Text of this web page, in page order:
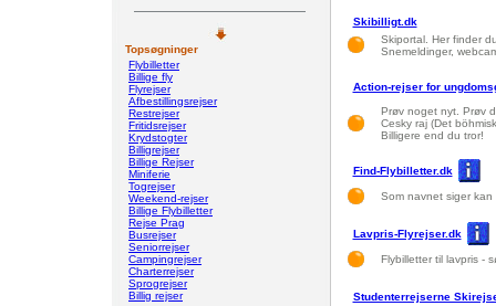
Topsøgninger
Flybilletter
Billige fly
Flyrejser
Afbestillingsrejser
Restrejser
Fritidsrejser
Krydstogter
Billigrejser
Billige Rejser
Miniferie
Togrejser
Weekend-rejser
Billige Flybilletter
Rejse Prag
Busrejser
Seniorrejser
Campingrejser
Charterrejser
Sprogrejser
Billig rejser
Skibilligt.dk
Skiportal. Her finder
Snemeldinger,
Action-rejser for
Prøv noget nyt. Prøv
Cesky raj (Det
Billigere end du tror!
Find-Flybilletter.dk
Som navnet siger
Lavpris-Flyrejser.dk
Flybilletter til lavpris -
Studenterrejserne